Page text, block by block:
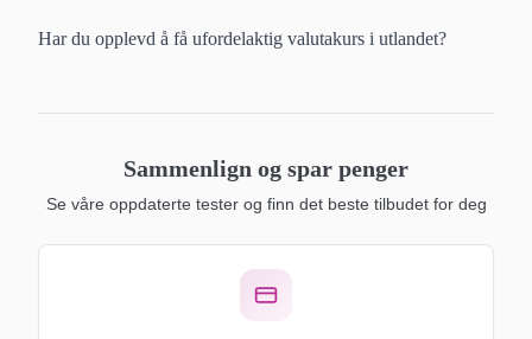
Har du opplevd å få ufordelaktig valutakurs i utlandet?
Sammenlign og spar penger
Se våre oppdaterte tester og finn det beste tilbudet for deg